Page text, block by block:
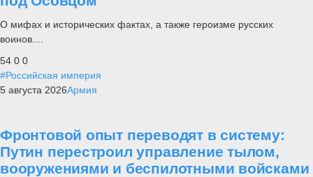
О мифах и исторических фактах, а также героизме русских
воинов....
54 0 0
#Российская империя
5 августа 2026Армия
Фронтовой опыт переводят в систему:
Путин перестроил управление тылом,
вооружениями и беспилотными войсками